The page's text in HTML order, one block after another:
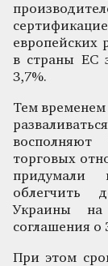
европейских
в страны ЕС
3,7%.
Тем
торговых
придумали
облегчить
Украины
соглашения о
При этом